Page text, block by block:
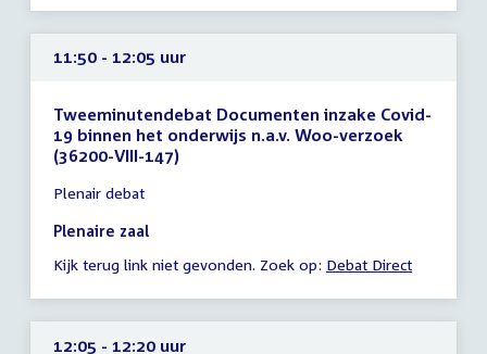
11:50 - 12:05 uur
Tweeminutendebat Documenten inzake Covid-
19 binnen het onderwijs n.a.v. Woo-verzoek
(36200-VIII-147)
vergadering
11:50
12:05
Plenair debat
Plenaire zaal
Kijk terug link niet gevonden. Zoek op: Debat Direct
12:05 - 12:20 uur